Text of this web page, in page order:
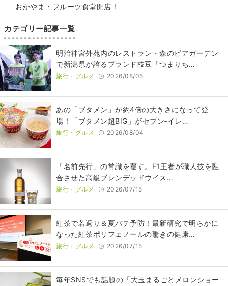
おかやま・フルーツ食堂開店！
カテゴリー記事一覧
明治神宮外苑内のレストラン・森のビアガーデン
で新潟県が誇るブランド枝豆「つまりち…
旅行・グルメ 2026/08/05
あの「ブタメン」が約4倍の大きさになって登
場！「ブタメン超BIG」がセブン‐イレ…
旅行・グルメ 2026/08/04
​​「名前先行」の常識を覆す。F1王者が職人技を融
合させた高級ブレンデッドウイス…
旅行・グルメ 2026/07/15
紅茶で若返り＆夏バテ予防！最新研究で明らかに
なった紅茶ポリフェノールの驚きの健康…
旅行・グルメ 2026/07/15
毎年SNSでも話題の「大玉まるごとメロンショー